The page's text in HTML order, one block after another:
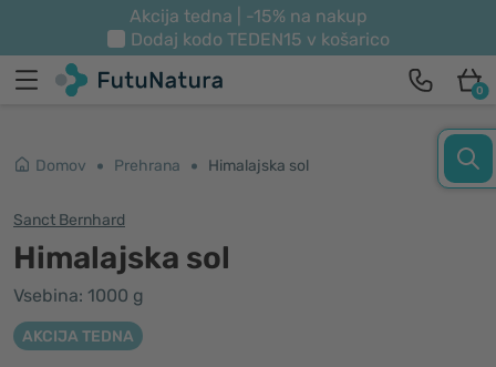
Akcija tedna | -15% na nakup
Dodaj kodo TEDEN15 v košarico
0
Domov Prehrana Himalajska sol
Sanct Bernhard
Himalajska sol
Vsebina: 1000 g
AKCIJA TEDNA